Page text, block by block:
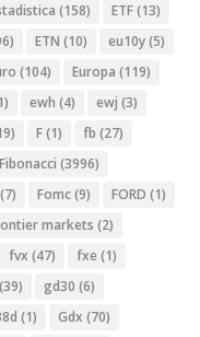
(158) ETF(13)
ETN (10) eu10y(5)
(104) Europa (119)
ewh (4) ewj (3)
F(1) fb (27)
Fibonacci (3996)
Fomc(9) FORD (1)
markets (2)
fvx (47) fxe (1)
(39) gd30 (6)
(1) Gdx (70)